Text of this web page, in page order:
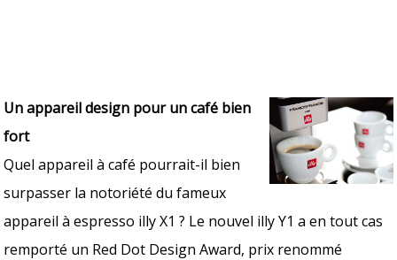
Un appareil design pour un café bien
fort
Quel appareil à café pourrait-il bien
surpasser la notoriété du fameux
appareil à espresso illy X1 ? Le nouvel illy Y1 a en tout cas
remporté un Red Dot Design Award, prix renommé